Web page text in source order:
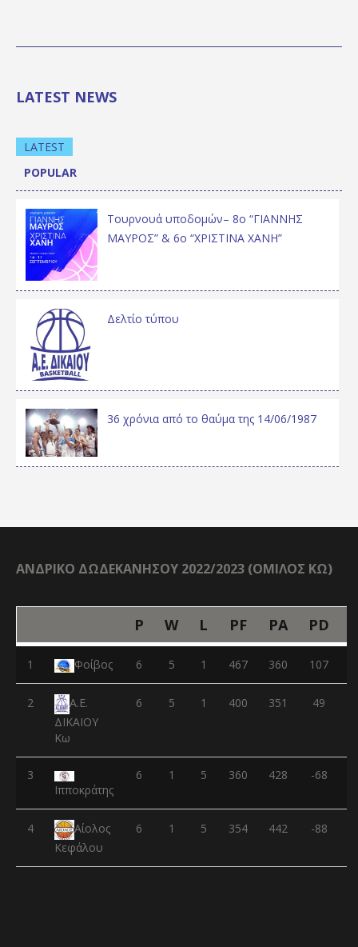
LATEST NEWS
LATEST
POPULAR
Τουρνουά υποδομών– 8ο “ΓΙΑΝΝΗΣ
ΜΑΥΡΟΣ” & 6ο “ΧΡΙΣΤΙΝΑ ΧΑΝΗ”
Δελτίο τύπου
36 χρόνια από το θαύμα της 14/06/1987
ΑΝΔΡΙΚΟ ΔΩΔΕΚΑΝΗΣΟΥ 2022/2023 (ΟΜΙΛΟΣ ΚΩ)
P W L PF PA PD
1 Φοίβος 6 5 1 467 360 107
2
Α.Ε.
ΔΙΚΑΙΟΥ
Κω
6 5 1 400 351 49
3
Ιπποκράτης
6 1 5 360 428 -68
4
Αίολος
Κεφάλου
6 1 5 354 442 -88